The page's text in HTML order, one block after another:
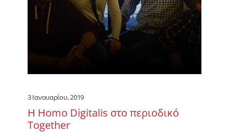
3 Ιανουαρίου, 2019
H Homo Digitalis στο περιοδικό
Together